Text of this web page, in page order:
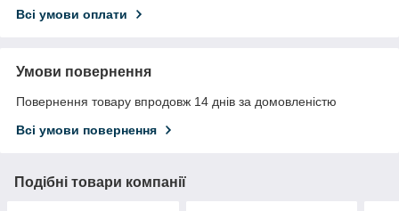
Всі умови оплати
Умови повернення
Повернення товару впродовж 14 днів за домовленістю
Всі умови повернення
Подібні товари компанії